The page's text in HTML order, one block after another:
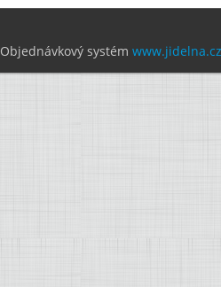
Objednávkový systém www.jidelna.cz